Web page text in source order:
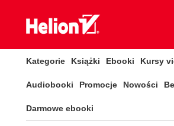
Kategorie Książki Ebooki Kursy
Audiobooki Promocje Nowości
Darmowe ebooki